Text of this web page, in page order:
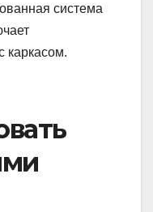
система
каркасом.